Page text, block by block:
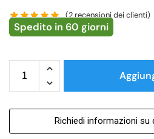
(2recensioni dei clienti)
Spedito in 60 giorni
Richiedi informazioni